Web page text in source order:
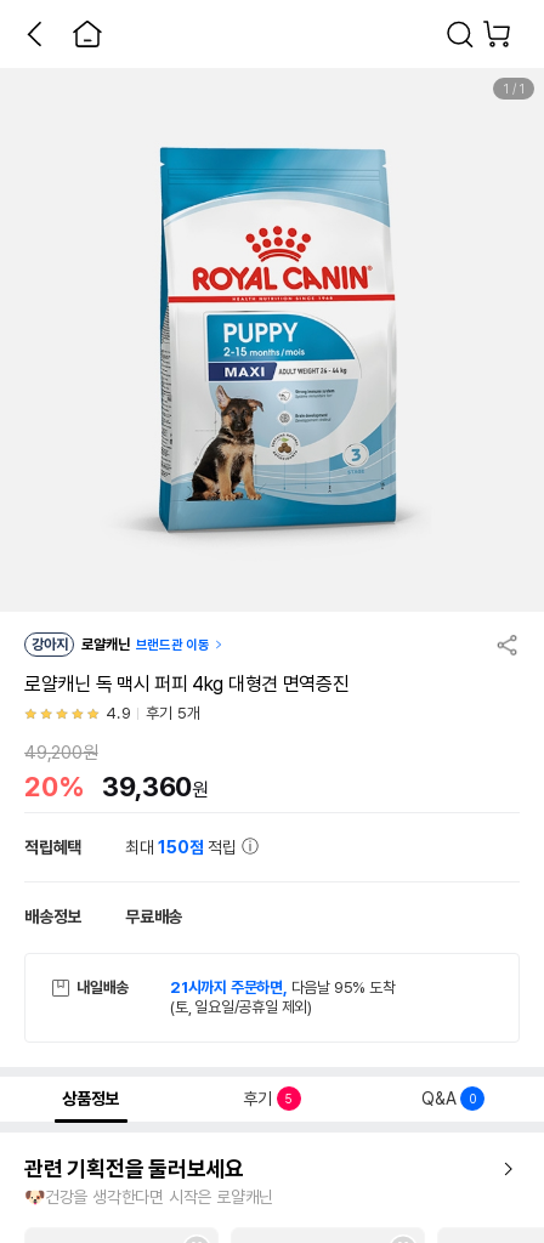
1 / 1
강아지 로얄캐닌 브랜드관 이동
로얄캐닌 독 맥시 퍼피 4kg 대형견 면역증진
4.9 후기 5개
49,200원
20% 39,360원
적립혜택 최대150점 적립
배송정보 무료배송
내일배송 21시까지 주문하면, 다음날 95% 도착
(토, 일요일/공휴일 제외)
상품정보 후기 5 Q&A 0
관련 기획전을 둘러보세요
🐶건강을 생각한다면 시작은 로얄캐닌